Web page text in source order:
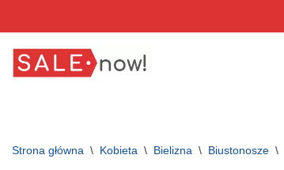
do
Strona główna \ Kobieta \ Bielizna \ Biustonosze \